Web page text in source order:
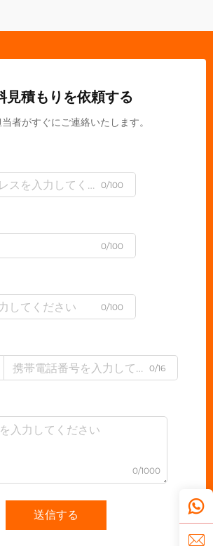
見積もりを依頼する
者がすぐにご連絡いたします。
0/100
0/100
0/100
0/16
0/1000
送信する